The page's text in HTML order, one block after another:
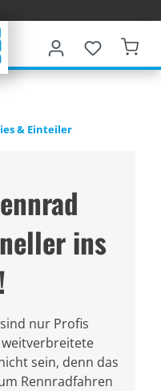
& Einteiler
ins
nur Profis
sein, denn das
Rennradfahren